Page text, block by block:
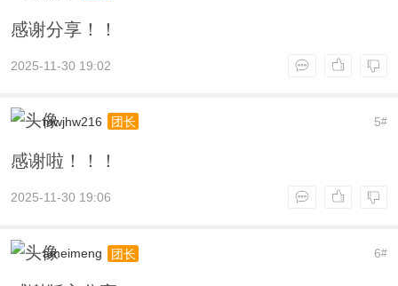
感谢分享！！
2025-11-30 19:02
5#
mwjhw216 团长
感谢啦！！！
2025-11-30 19:06
6#
ameimeng 团长